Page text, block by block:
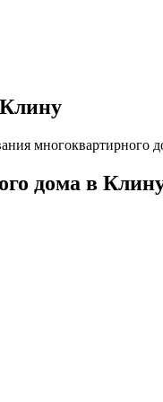
многоквартирного
дома в